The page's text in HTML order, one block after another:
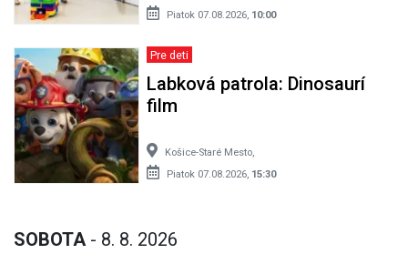
Piatok 07.08.2026, 10:00
Pre deti
Labková patrola: Dinosaurí
film
Košice-Staré Mesto,
Piatok 07.08.2026, 15:30
SOBOTA - 8. 8. 2026